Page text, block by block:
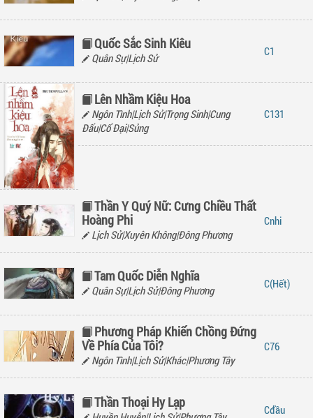
Quốc Sắc Sinh Kiêu
Quân Sự|Lịch Sử 1
Lên Nhầm Kiệu Hoa
Ngôn Tình|Lịch Sử|Trọng Sinh|Cung
Đấu|Cổ Đại|Sủng
131
Thần Y Quý Nữ: Cưng Chiều Thất
Hoàng Phi
Lịch Sử|Xuyên Không|Đông Phương
nhi
Tam Quốc Diễn Nghĩa
Quân Sự|Lịch Sử|Đông Phương (Hết)
Phương Pháp Khiến Chồng Đứng
Về Phía Của Tôi?
Ngôn Tình|Lịch Sử|Khác|Phương Tây
76
Thần Thoại Hy Lạp đầu